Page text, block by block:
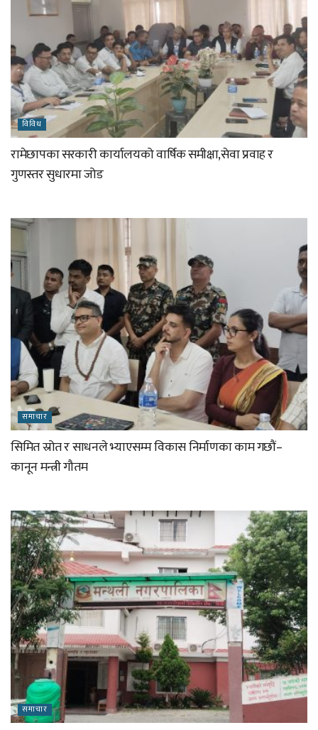
विविध
रामेछापका सरकारी कार्यालयको वार्षिक समीक्षा,सेवा प्रवाह र
गुणस्तर सुधारमा जोड
समाचार
सिमित स्रोत र साधनले भ्याएसम्म विकास निर्माणका काम गछौं–
कानून मन्त्री गौतम
समाचार